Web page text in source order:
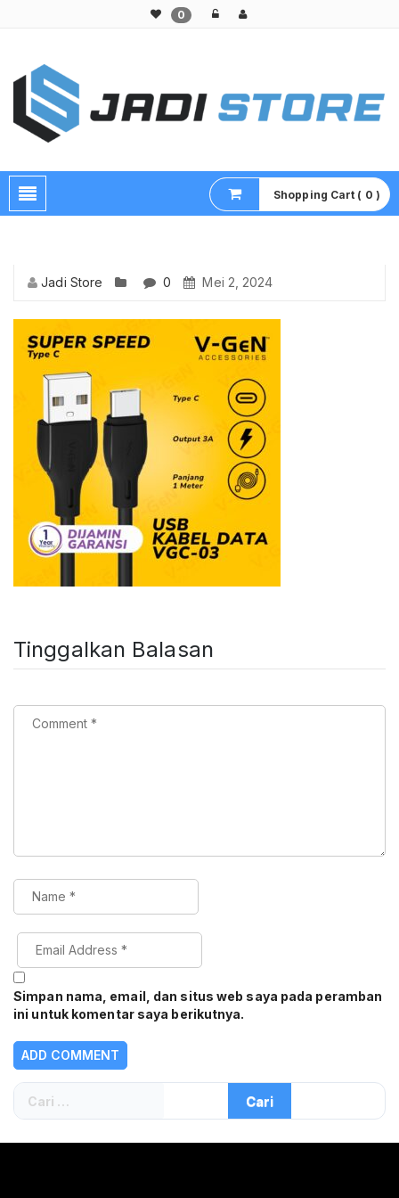
0
Shopping Cart ( 0 )
Jadi Store 0 Mei 2, 2024
Tinggalkan Balasan
Simpan nama, email, dan situs web saya pada peramban
ini untuk komentar saya berikutnya.
Cari
untuk: